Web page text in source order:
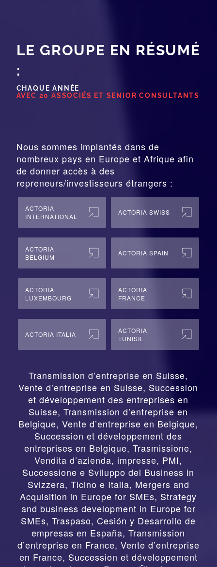
LE GROUPE EN RÉSUMÉ
:
CHAQUE ANNÉE
AVEC 20 ASSOCIÉS ET SENIOR CONSULTANTS
Nous sommes implantés dans de
nombreux pays en Europe et Afrique afin
de donner accès à des
repreneurs/investisseurs étrangers :
ACTORIA
INTERNATIONAL
ACTORIA SWISS
ACTORIA
BELGIUM
ACTORIA SPAIN
ACTORIA
LUXEMBOURG
ACTORIA
FRANCE
ACTORIA ITALIA
ACTORIA
TUNISIE
Transmission d’entreprise en Suisse,
Vente d’entreprise en Suisse, Succession
et développement des entreprises en
Suisse,Transmission d’entreprise en
Belgique, Vente d’entreprise en Belgique,
Succession et développement des
entreprises en Belgique,Trasmissione,
Vendita d’azienda, impresse, PMI,
Successione e Sviluppo del Business in
Svizzera, Ticino e Italia, Mergers and
Acquisition in Europe for SMEs, Strategy
and business development in Europe for
SMEs,Traspaso, Cesión y Desarrollo de
empresas en España,Transmission
d’entreprise en France, Vente d’entreprise
en France, Succession et développement